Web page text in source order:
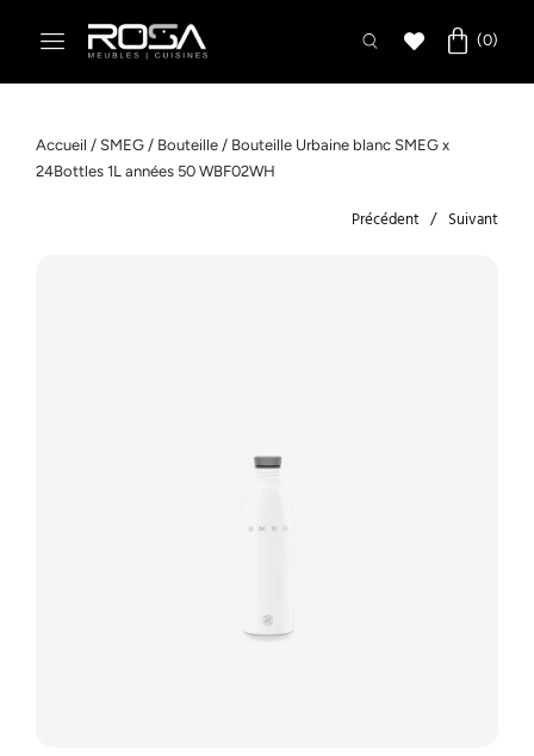
Accueil / SMEG / Bouteille / Bouteille Urbaine blanc SMEG x
24Bottles 1L années 50 WBF02WH
Précédent Suivant